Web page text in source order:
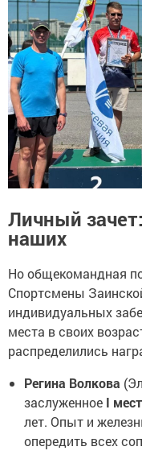
Личный
наших
Но общекомандная
Спортсмены
индивидуальных
места в своих
распределились
Регина Волкова
заслуженное I
лет. Опыт и
опередить всех